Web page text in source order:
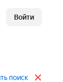
Войти
поиск